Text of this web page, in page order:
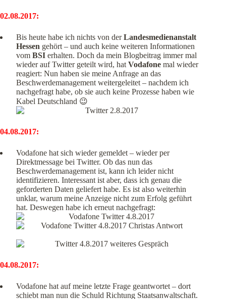
02.08.2017:
Bis heute habe ich nichts von derLandesmedienanstalt
Hessen gehört – und auch keine weiteren Informationen
vom BSI erhalten. Doch da mein Blogbeitrag immer mal
wieder auf Twitter geteilt wird, hat Vodafone mal wieder
reagiert: Nun haben sie meine Anfrage an das
Beschwerdemanagement weitergeleitet – nachdem ich
nachgefragt habe, ob sie auch keine Prozesse haben wie
Kabel Deutschland 😉
04.08.2017:
Vodafone hat sich wieder gemeldet – wieder per
Direktmessage bei Twitter. Ob das nun das
Beschwerdemanagement ist, kann ich leider nicht
identifizieren. Interessant ist aber, dass ich genau die
geforderten Daten geliefert habe. Es ist also weiterhin
unklar, warum meine Anzeige nicht zum Erfolg geführt
hat. Deswegen habe ich erneut nachgefragt:
04.08.2017:
Vodafone hat auf meine letzte Frage geantwortet – dort
schiebt man nun die Schuld Richtung Staatsanwaltschaft.